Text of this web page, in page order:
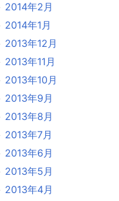
2014年2月
2014年1月
2013年12月
2013年11月
2013年10月
2013年9月
2013年8月
2013年7月
2013年6月
2013年5月
2013年4月